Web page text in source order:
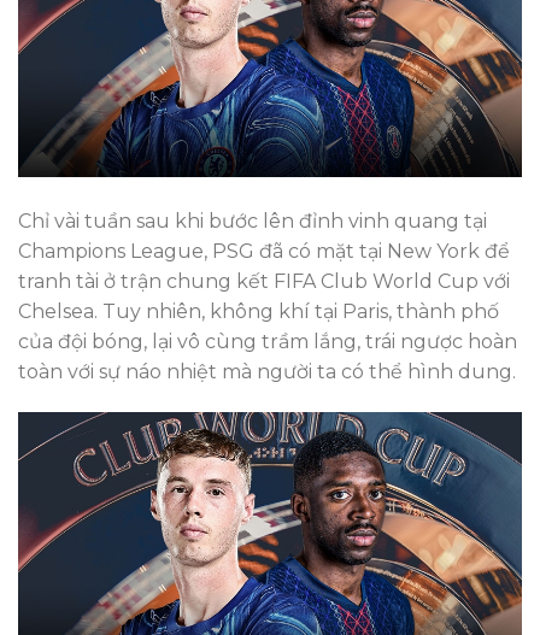
Chỉ vài tuần sau khi bước lên đỉnh vinh quang tại
Champions League, PSG đã có mặt tại New York để
tranh tài ở trận chung kết FIFA Club World Cup với
Chelsea. Tuy nhiên, không khí tại Paris, thành phố
của đội bóng, lại vô cùng trầm lắng, trái ngược hoàn
toàn với sự náo nhiệt mà người ta có thể hình dung.